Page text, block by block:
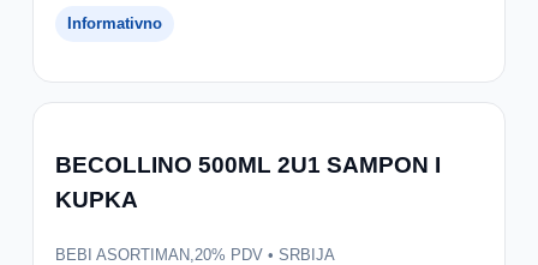
Informativno
BECOLLINO 500ML 2U1 SAMPON I
KUPKA
BEBI ASORTIMAN,20% PDV • SRBIJA